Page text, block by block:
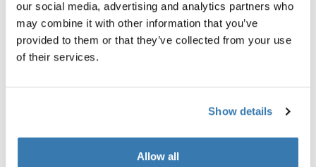
our social media, advertising and analytics partners who
may combine it with other information that you’ve
provided to them or that they’ve collected from your use
of their services.
Show details
Allow all
Toggle overview
Descripción del producto
Toggle techspec
Especificaciones técnicas